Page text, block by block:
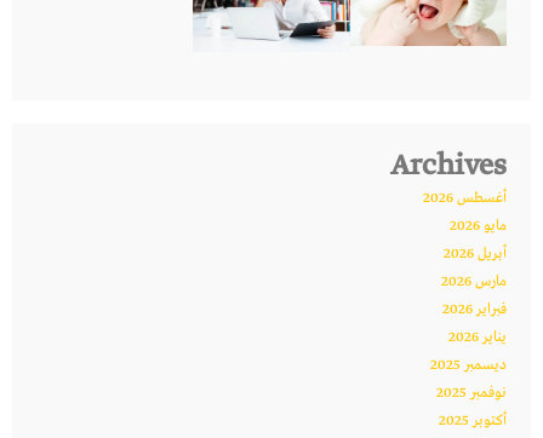
Archives
أغسطس 2026
مايو 2026
أبريل 2026
مارس 2026
فبراير 2026
يناير 2026
ديسمبر 2025
نوفمبر 2025
أكتوبر 2025